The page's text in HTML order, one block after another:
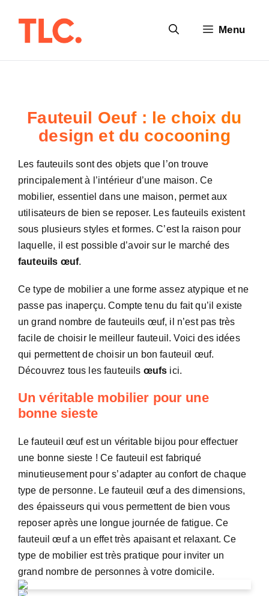
Menu
Fauteuil Oeuf : le choix du
design et du cocooning
Les fauteuils sont des objets que l’on trouve
principalement à l’intérieur d’une maison. Ce
mobilier, essentiel dans une maison, permet aux
utilisateurs de bien se reposer. Les fauteuils existent
sous plusieurs styles et formes. C’est la raison pour
laquelle, il est possible d’avoir sur le marché des
fauteuils œuf.
Ce type de mobilier a une forme assez atypique et ne
passe pas inaperçu. Compte tenu du fait qu’il existe
un grand nombre de fauteuils œuf, il n’est pas très
facile de choisir le meilleur fauteuil. Voici des idées
qui permettent de choisir un bon fauteuil œuf.
Découvrez tous les fauteuils œufs ici.
Un véritable mobilier pour une
bonne sieste
Le fauteuil œuf est un véritable bijou pour effectuer
une bonne sieste ! Ce fauteuil est fabriqué
minutieusement pour s’adapter au confort de chaque
type de personne. Le fauteuil œuf a des dimensions,
des épaisseurs qui vous permettent de bien vous
reposer après une longue journée de fatigue.Ce
fauteuil œuf a un effet très apaisant et relaxant. Ce
type de mobilier est très pratique pour inviter un
grand nombre de personnes à votre domicile.